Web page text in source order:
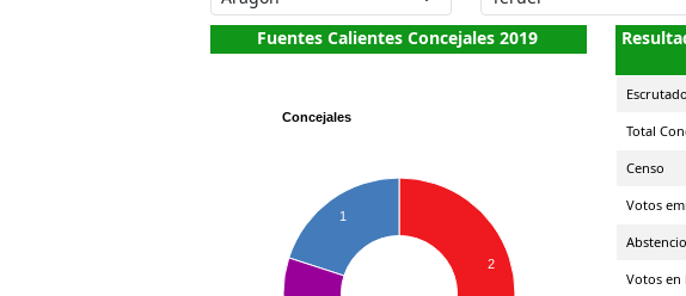
Fuentes Calientes Concejales 2019
Concejales
2
1
Escrutado
Total
Censo
Votos
Votos en